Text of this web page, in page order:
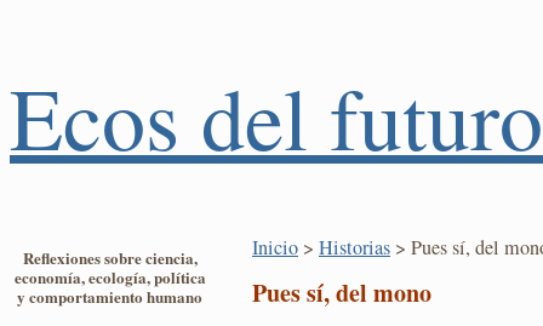
Ecos del futuro
Reflexiones sobre ciencia,
economía, ecología, política
y comportamiento humano
Inicio > Historias > Pues sí, del
Pues sí, del mono